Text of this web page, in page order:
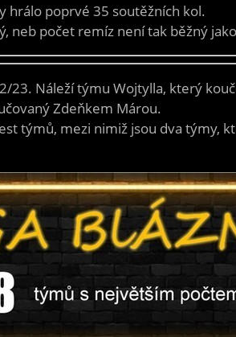
hrálo poprvé 35 soutěžních kol.
neb počet remíz není tak běžný
23. Náleží týmu Wojtylla, který
Zdeňkem Márou.
týmů, mezi nimiž jsou dva týmy,